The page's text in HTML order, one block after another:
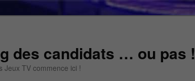
des candidats … ou pas !
Jeux TV commence ici !